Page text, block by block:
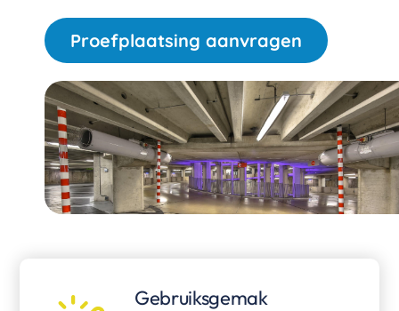
Proefplaatsing aanvragen
Gebruiksgemak